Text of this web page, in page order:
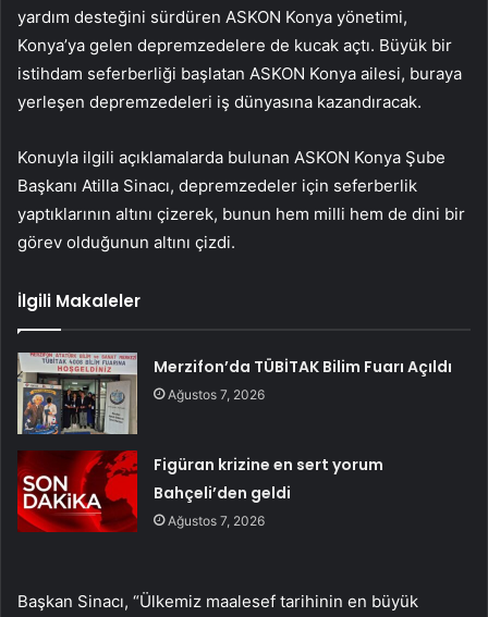
yardım desteğini sürdüren ASKON Konya yönetimi,
Konya’ya gelen depremzedelere de kucak açtı. Büyük bir
istihdam seferberliği başlatan ASKON Konya ailesi, buraya
yerleşen depremzedeleri iş dünyasına kazandıracak.
Konuyla ilgili açıklamalarda bulunan ASKON Konya Şube
Başkanı Atilla Sinacı, depremzedeler için seferberlik
yaptıklarının altını çizerek, bunun hem milli hem de dini bir
görev olduğunun altını çizdi.
İlgili Makaleler
Merzifon’da TÜBİTAK Bilim Fuarı Açıldı
Ağustos 7, 2026
Figüran krizine en sert yorum
Bahçeli’den geldi
Ağustos 7, 2026
Başkan Sinacı, “Ülkemiz maalesef tarihinin en büyük